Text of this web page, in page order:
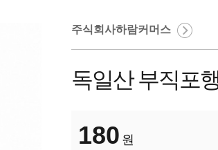
주식회사하람커머스
독일산 부직포
180 원